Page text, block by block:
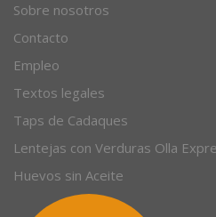
Sobre nosotros
Contacto
Empleo
Textos legales
Taps de Cadaques
Lentejas con Verduras Olla
Huevos sin Aceite